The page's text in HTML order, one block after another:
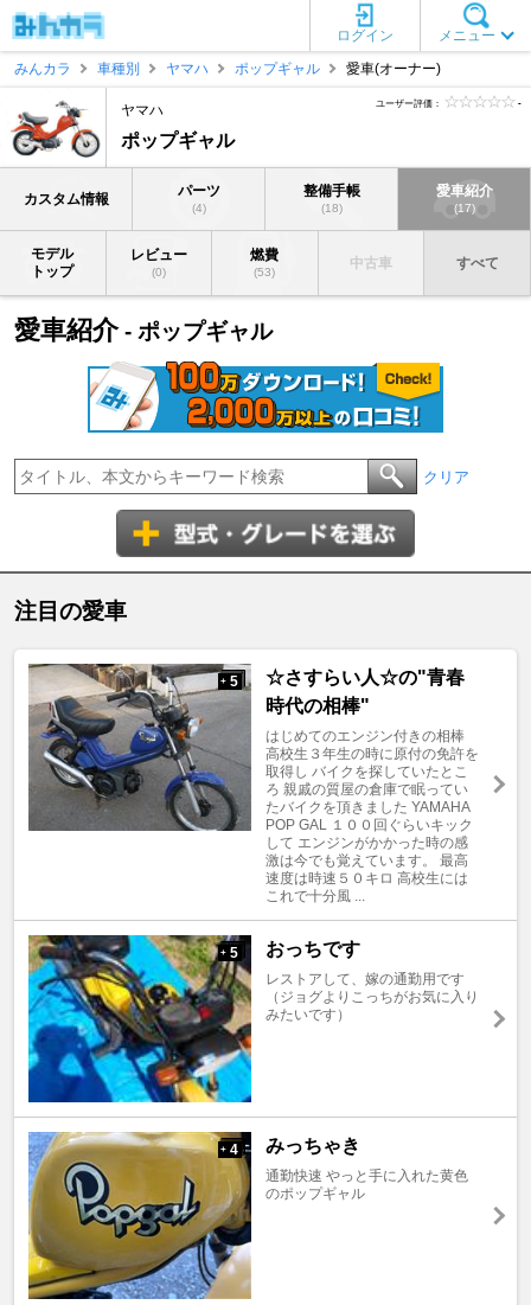
メニュー
ログイン
みんカラ
車種別 ヤマハ ポップギャル 愛車(オーナー)
ヤマハ
ポップギャル
ユーザー評価： -
カスタム情報 パーツ
(4)
整備手帳
(18)
愛車紹介
(17)
モデル
トップ
レビュー
(0)
燃費
(53)
中古車 すべて
愛車紹介- ポップギャル
クリア
注目の愛車
+ 5
☆さすらい人☆の"青春
時代の相棒"
はじめてのエンジン付きの相棒
高校生３年生の時に原付の免許を
取得し バイクを探していたとこ
ろ 親戚の質屋の倉庫で眠ってい
たバイクを頂きました YAMAHA
POP GAL １００回ぐらいキック
して エンジンがかかった時の感
激は今でも覚えています。 最高
速度は時速５０キロ 高校生には
これで十分風 ...
+ 5 おっちです
レストアして、嫁の通勤用です
（ジョグよりこっちがお気に入り
みたいです）
+ 4 みっちゃき
通勤快速 やっと手に入れた黄色
のポップギャル